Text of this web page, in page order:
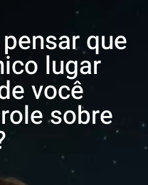
que
lugar
você
sobre